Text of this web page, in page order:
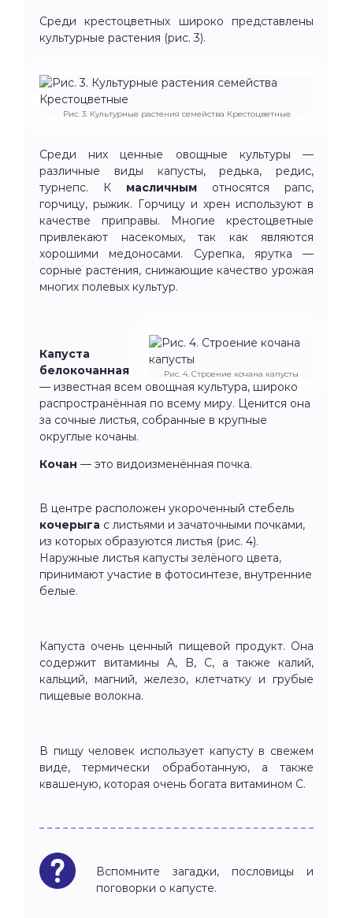
Среди крестоцветных широко представлены
культурные растения (рис. 3).
Рис. 3. Культурные растения семейства Крестоцветные
Среди них ценные овощные культуры —
различные виды капусты, редька, редис,
турнепс. К масличным относятся рапс,
горчицу, рыжик. Горчицу и хрен используют в
качестве приправы. Многие крестоцветные
привлекают насекомых, так как являются
хорошими медоносами. Сурепка, ярутка —
сорные растения, снижающие качество урожая
многих полевых культур.
Рис. 4. Строение кочана капусты
Капуста
белокочанная
— известная всем овощная культура, широко
распространённая по всему миру. Ценится она
за сочные листья, собранные в крупные
округлые кочаны.
Кочан — это видоизменённая почка.
В центре расположен укороченный стебель
кочерыга с листьями и зачаточными почками,
из которых образуются листья (рис. 4).
Наружные листья капусты зелёного цвета,
принимают участие в фотосинтезе, внутренние
белые.
Капуста очень ценный пищевой продукт. Она
содержит витамины A, B, C, а также калий,
кальций, магний, железо, клетчатку и грубые
пищевые волокна.
В пищу человек использует капусту в свежем
виде, термически обработанную, а также
квашеную, которая очень богата витамином С.
Вспомните загадки, пословицы и
поговорки о капусте.